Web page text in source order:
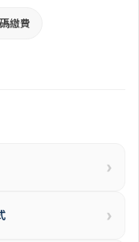
繳費
›
›